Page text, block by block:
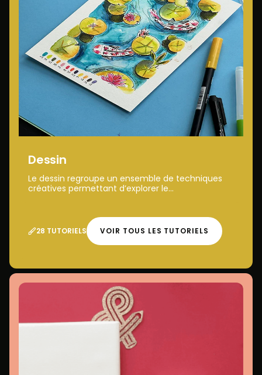
Dessin
Le dessin regroupe un ensemble de techniques
créatives permettant d’explorer le...
28 TUTORIELS VOIR TOUS LES TUTORIELS